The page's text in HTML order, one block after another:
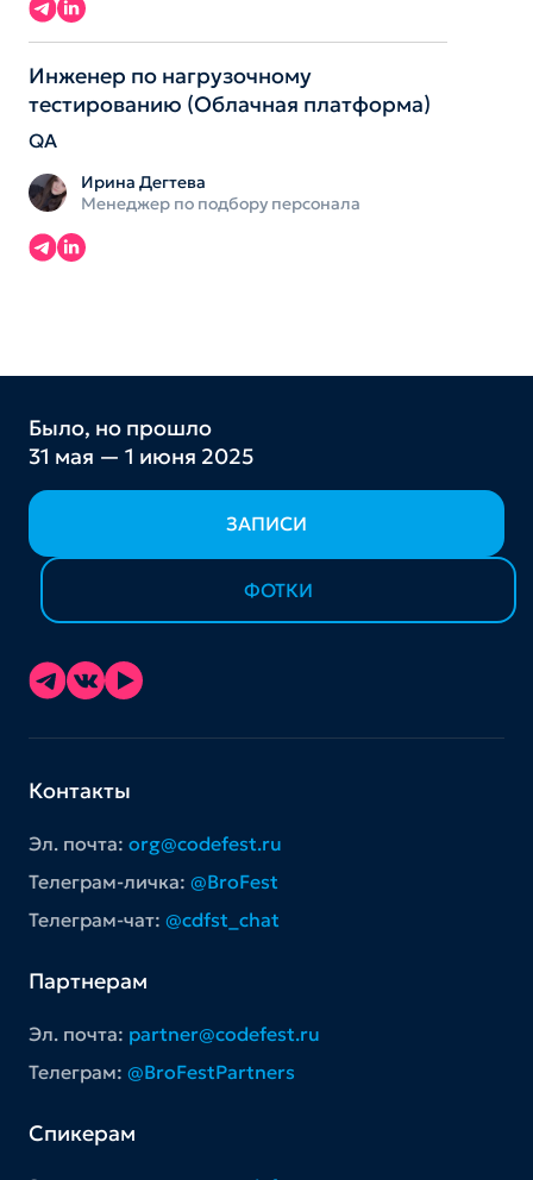
Инженер по нагрузочному
тестированию (Облачная платформа)
QA
Ирина Дегтева
Менеджер по подбору персонала
Было, но прошло
31 мая — 1 июня 2025
ЗАПИСИ
ФОТКИ
Контакты
Эл. почта: org@codefest.ru
Телеграм-личка: @BroFest
Телеграм-чат: @cdfst_chat
Партнерам
Эл. почта: partner@codefest.ru
Телеграм: @BroFestPartners
Спикерам